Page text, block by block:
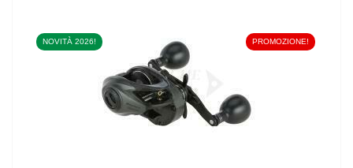
VEDI IL PRODOTTO
NOVITÀ 2026! PROMOZIONE!